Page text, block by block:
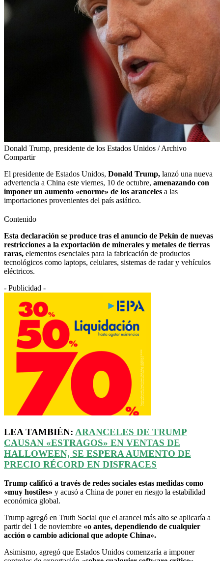
Donald Trump, presidente de los Estados Unidos / Archivo
Compartir
El presidente de Estados Unidos, Donald Trump, lanzó una nueva
advertencia a China este viernes, 10 de octubre, amenazando con
imponer un aumento «enorme» de los aranceles a las
importaciones provenientes del país asiático.
Contenido
Esta declaración se produce tras el anuncio de Pekín de nuevas
restricciones a la exportación de minerales y metales de tierras
raras, elementos esenciales para la fabricación de productos
tecnológicos como laptops, celulares, sistemas de radar y vehículos
eléctricos.
- Publicidad -
LEA TAMBIÉN: ARANCELES DE TRUMP
CAUSAN «ESTRAGOS» EN VENTAS DE
HALLOWEEN, SE ESPERA AUMENTO DE
PRECIO RÉCORD EN DISFRACES
Trump calificó a través de redes sociales estas medidas como
«muy hostiles» y acusó a China de poner en riesgo la estabilidad
económica global.
Trump agregó en Truth Social que el arancel más alto se aplicaría a
partir del 1 de noviembre «o antes, dependiendo de cualquier
acción o cambio adicional que adopte China».
Asimismo, agregó que Estados Unidos comenzaría a imponer